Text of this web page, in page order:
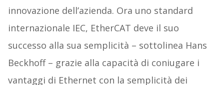
innovazione dell’azienda. Ora uno standard
internazionale IEC, EtherCAT deve il suo
successo alla sua semplicità – sottolinea Hans
Beckhoff – grazie alla capacità di coniugare i
vantaggi di Ethernet con la semplicità dei